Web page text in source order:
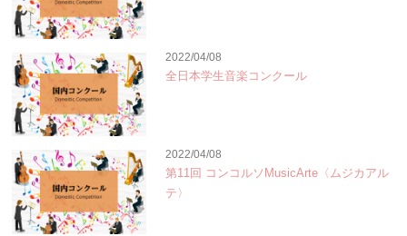
2022/04/08
全日本学生音楽コンクール
2022/04/08
第11回 コンコルソMusicArte〈ムジカアル
テ〉